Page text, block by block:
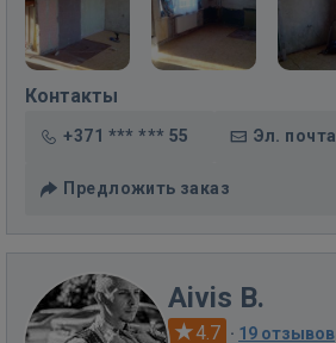
Контакты
+371 *** *** 55 Эл. почта
Предложить заказ
Aivis B.
4.7 · 19 отзывов